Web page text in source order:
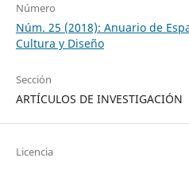
Número
Núm. 25 (2018): Anuario de
Cultura y Diseño
Sección
ARTÍCULOS DE INVESTIGACIÓN
Licencia